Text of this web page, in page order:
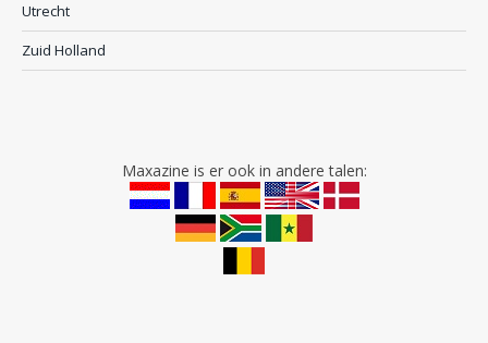
Utrecht
Zuid Holland
Maxazine is er ook in andere talen: